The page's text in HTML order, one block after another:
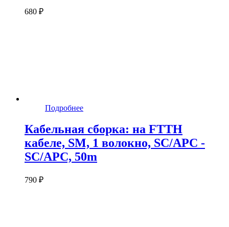
680 ₽
Подробнее
Кабельная сборка: на FTTH
кабеле, SM, 1 волокно, SC/APC -
SC/APC, 50m
790 ₽